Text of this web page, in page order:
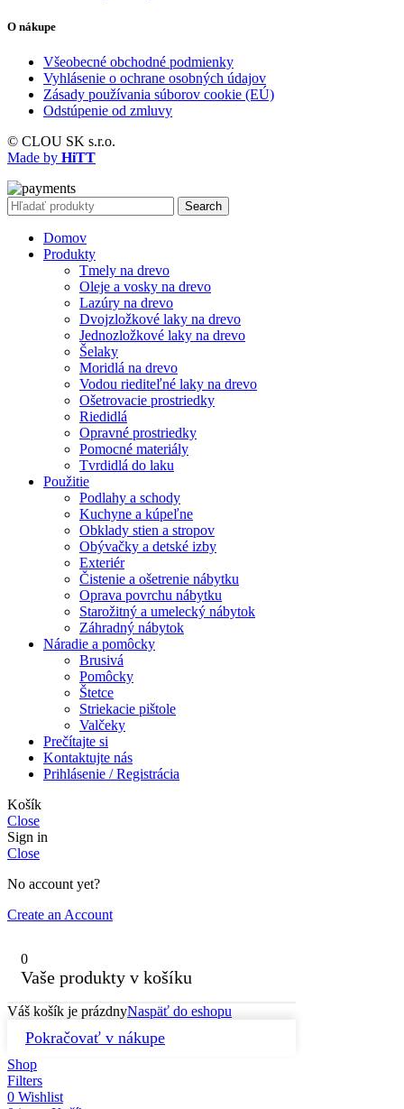
O nákupe
Všeobecné obchodné podmienky
Vyhlásenie o ochrane osobných údajov
Zásady používania súborov cookie (EÚ)
Odstúpenie od zmluvy
© CLOU SK s.r.o.
Made by HiTT
Search
Domov
Produkty
Tmely na drevo
Oleje a vosky na drevo
Lazúry na drevo
Dvojzložkové laky na drevo
Jednozložkové laky na drevo
Šelaky
Moridlá na drevo
Vodou riediteľné laky na drevo
Ošetrovacie prostriedky
Riedidlá
Opravné prostriedky
Pomocné materiály
Tvrdidlá do laku
Použitie
Podlahy a schody
Kuchyne a kúpeľne
Obklady stien a stropov
Obývačky a detské izby
Exteriér
Čistenie a ošetrenie nábytku
Oprava povrchu nábytku
Starožitný a umelecký nábytok
Záhradný nábytok
Náradie a pomôcky
Brusivá
Pomôcky
Štetce
Striekacie pištole
Valčeky
Prečítajte si
Kontaktujte nás
Prihlásenie / Registrácia
Košík
Close
Sign in
Close
No account yet?
Create an Account
0
Vaše produkty v košíku
Váš košík je prázdnyNaspäť do eshopu
Pokračovať v nákupe
Shop
Filters
0 Wishlist